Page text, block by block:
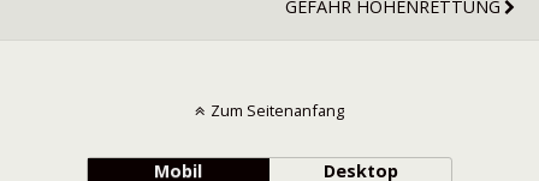
GEFAHR HÖHENRETTUNG
Zum Seitenanfang
Mobil Desktop